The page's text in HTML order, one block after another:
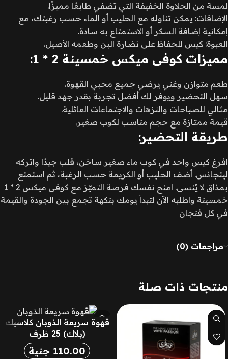
لمسة من الحلاوة الخفيفة التي تضفي طابعًا مميزًا.
الإضافات: يمكن تناوله مع الحليب أو الماء حسب رغبتك، مع
إمكانية إضافة السكر أو الاستمتاع به سادة.
العبوة: كيس للحفاظ على نضارة البن وطعمه الأصيل.
مميزات كوفى ميكس خمسينة 2 * 1:
طعم متوازن وغني يرضي جميع محبي القهوة.
سهل التحضير ويوفر لك أفضل تجربة بقدر جهد قليل.
مثالي للصباحات والنزهات والاجتماعات العائلية.
قيمة ممتازة مع حجم مناسب لكوب صغير.
طريقة التحضير:
افرغ كيس واحد في كوب ماء صغير ساخن، قلب جيدًا واتركه
ليتجانس. أضف الحليب أو الكريمة حسب الرغبة، ثم استمتع
بمذاق لا يُنسى. امنح نفسك فرصة التميّز مع كوفى ميكس 2 * 1
خمسينة واطلبه الآن لتبدأ يومك بنكهة تجمع بين الجودة والقيمة
في كل فنجان
مراجعات (0)
منتجات ذات صلة
قهوة سريعة الذوبان كلاسيك
(بلاك) 25 ظرف
110.00 جنية